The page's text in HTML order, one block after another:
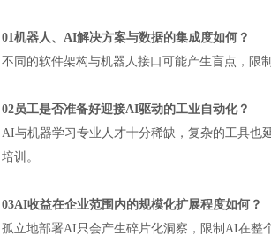
01机器人、AI解决方案与数据的集成度如何？
不同的软件架构与机器人接口可能产生盲点，限
02员工是否准备好迎接AI驱动的工业自动化？
AI与机器学习专业人才十分稀缺，复杂的工具也
培训。
03AI收益在企业范围内的规模化扩展程度如何？
孤立地部署AI只会产生碎片化洞察，限制AI在整